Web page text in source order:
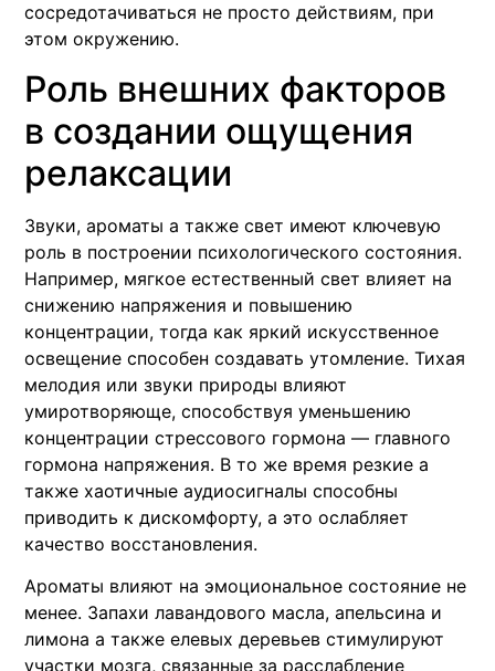
сосредотачиваться не просто действиям, при
этом окружению.
Роль внешних факторов
в создании ощущения
релаксации
Звуки, ароматы а также свет имеют ключевую
роль в построении психологического состояния.
Например, мягкое естественный свет влияет на
снижению напряжения и повышению
концентрации, тогда как яркий искусственное
освещение способен создавать утомление. Тихая
мелодия или звуки природы влияют
умиротворяюще, способствуя уменьшению
концентрации стрессового гормона — главного
гормона напряжения. В то же время резкие а
также хаотичные аудиосигналы способны
приводить к дискомфорту, а это ослабляет
качество восстановления.
Ароматы влияют на эмоциональное состояние не
менее. Запахи лавандового масла, апельсина и
лимона а также елевых деревьев стимулируют
участки мозга, связанные за расслабление